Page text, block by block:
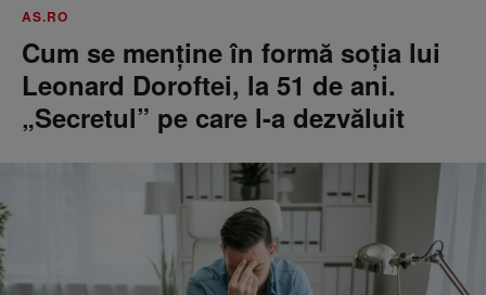
AS.RO
Cum se menţine în formă soţia lui
Leonard Doroftei, la 51 de ani.
„Secretul” pe care l-a dezvăluit